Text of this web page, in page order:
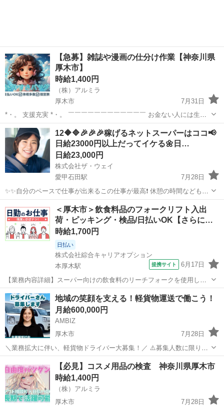
【急募】雑誌や漫画の仕分け作業【神奈川県
厚木市】
時給1,400円
（株）アルミラ
厚木市
7月31日
*・。 支援充実 *・。 ￣￣￣￣￣￣￣￣￣￣￣￣ お金ない人には生活
支援金、 携帯ない人にはレンタル、 住む場所がない方には 即日入寮
可能案件をご紹介♪ もし、できない場合は 宿泊施設代をお渡し...
神奈川 厚木市 倉庫 時給
12🔶🔷🎉🎉🎉稼げるネットスーパーはココ📢
日給23000円以上だってイケる🌼日…
日給23,000円
株式会社ザ・ウェイ
愛甲石田駅
7月28日
✨✨自分のペースで仕事が出来るこの仕事が最高❗️ 休憩の時間なども自
分次第で自由に取れます😄 そして、よくあるフルコミション型（完全
成果報酬）のお仕事ではなく、 ちゃんと日当が決まっているお仕事に
なりますので、...
愛甲石田駅 配送 ネットスーパー
＜厚木市＞飲食料品のフォークリフト入出
荷・ピッキング・検品/日払いOK【さらに…
時給1,700円
日払い
株式会社綜合キャリアオプション
本厚木駅
提携サイト 6月17日
【業務内容詳細】スーパー向けの飲食料のリーチフォークを使用した
入出荷、 ピッキング、 検品【重量物】-15kg【取扱製品情報】スーパ
ー向けの飲食料等 。＋お仕事探しはコンシェルスタッフにおまかせ
＋。 あなたのお仕事探しを...
神奈川 厚木市 本厚木駅 ドライバー
地域の笑顔を⽀える！軽貨物運送で働こう！
月給600,000円
AMBIZ
厚木市
7月28日
＼業務拡大に伴い、軽貨物ドライバー大募集！／ ⚠️募集人数に限りが
ございます⚠️ 【勤務地】 神奈川県厚木市中町 -------------------- 【報酬】
月収目安28〜60万円 ※稼働日数や担当コー...
物流
【必見】コスメ用品の検査 神奈川県厚木市
時給1,400円
（株）アルミラ
厚木市
7月28日